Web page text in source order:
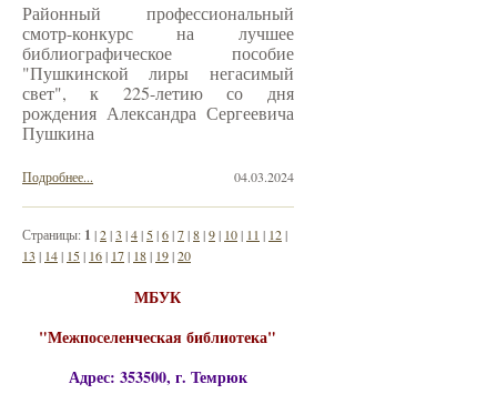
Районный профессиональный
смотр-конкурс на лучшее
библиографическое пособие
"Пушкинской лиры негасимый
свет", к 225-летию со дня
рождения Александра Сергеевича
Пушкина
04.03.2024
Подробнее...
Страницы: 1 |2|3 |4| 5|6|7|8|9| 10| 11 | 12|
13 | 14| 15| 16| 17| 18| 19|20
МБУК
"Межпоселенческая библиотека"
Адрес: 353500, г. Темрюк